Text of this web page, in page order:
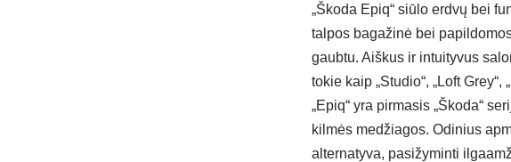
„Škoda Epiq“ siūlo erdvų bei
talpos bagažinė bei
gaubtu. Aiškus ir intuityvus
tokie kaip „Studio“, „Loft
„Epiq“ yra pirmasis „Škoda“
kilmės medžiagos. Odinius
alternatyva, pasižyminti